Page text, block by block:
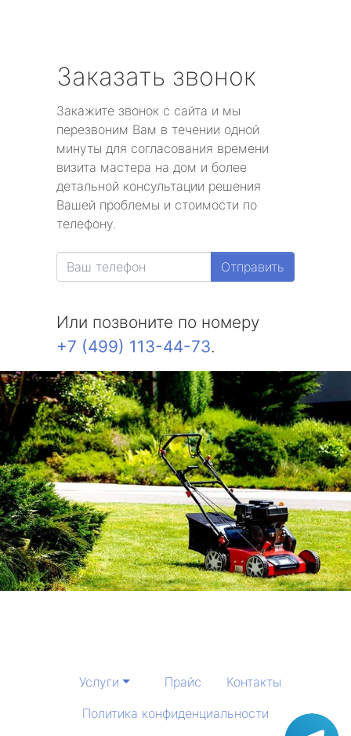
Заказать звонок
Закажите звонок с сайта и мы
перезвоним Вам в течении одной
минуты для согласования времени
визита мастера на дом и более
детальной консультации решения
Вашей проблемы и стоимости по
телефону.
Отправить
Или позвоните по номеру
+7 (499) 113-44-73.
Услуги Прайс
Контакты
Политика конфиденциальности